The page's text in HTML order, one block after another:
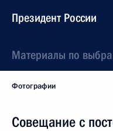
Президент России
Материалы по
Фотографии
Совещание с